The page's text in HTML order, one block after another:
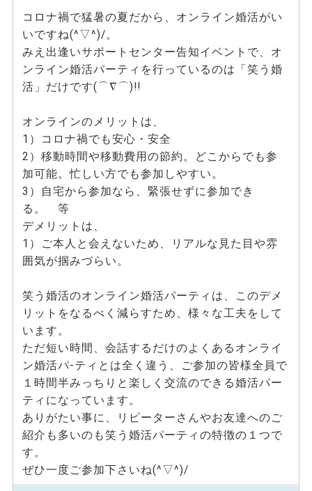
コロナ禍で猛暑の夏だから、オンライン婚活がい
いですね(^▽^)/。
みえ出逢いサポートセンター告知イベントで、オ
ンライン婚活パーティを行っているのは「笑う婚
活」だけです(⌒∇⌒)!!
オンラインのメリットは、
1）コロナ禍でも安心・安全
2）移動時間や移動費用の節約。どこからでも参
加可能。忙しい方でも参加しやすい。
3）自宅から参加なら、緊張せずに参加でき
る。 等
デメリットは、
1）ご本人と会えないため、リアルな見た目や雰
囲気が掴みづらい。
笑う婚活のオンライン婚活パーティは、このデメ
リットをなるべく減らすため、様々な工夫をして
います。
ただ短い時間、会話するだけのよくあるオンライ
ン婚活パ-ティとは全く違う、ご参加の皆様全員で
１時間半みっちりと楽しく交流のできる婚活パー
ティになっています。
ありがたい事に、リピーターさんやお友達へのご
紹介も多いのも笑う婚活パーティの特徴の１つで
す。
ぜひ一度ご参加下さいね(^▽^)/